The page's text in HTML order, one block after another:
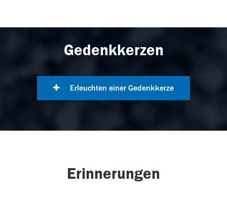
Gedenkkerzen
Erleuchten einer Gedenkkerze
Erinnerungen